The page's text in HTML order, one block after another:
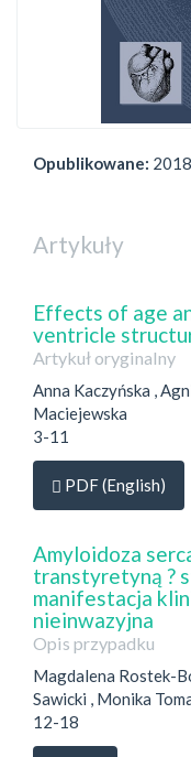
Opublikowane:
Artykuły
Effects of age
ventricle
Artykuł oryginalny
Anna Kaczyńska ,
Maciejewska
3-11
Dostęp przez
PDF (English)
Amyloidoza
transtyretyną ?
manifestacja
nieinwazyjna
Opis przypadku
Magdalena Rostek-
Sawicki , Monika
12-18